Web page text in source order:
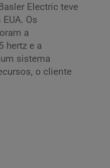
Electric teve
Os
a
hertz e a
sistema
o cliente